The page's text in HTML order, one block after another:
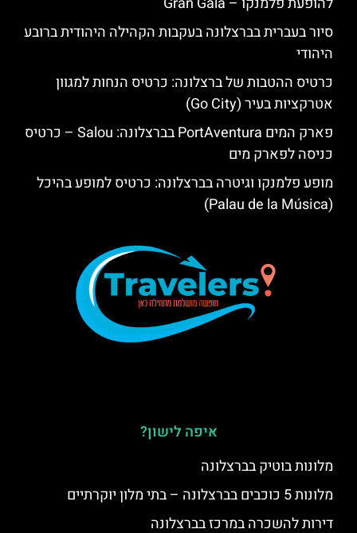
סיור בעברית בברצלונה בעקבות הקהילה היהודית ברובע
היהודי
כרטיס ההטבות של ברצלונה: כרטיס הנחות למגוון
אטרקציות בעיר (Go City)
פארק המים PortAventura בברצלונה: Salou – כרטיס
כניסה לפארק מים
מופע פלמנקו וגיטרה בברצלונה: כרטיס למופע בהיכל
(Palau de la Música)
איפה לישון?
מלונות בוטיק בברצלונה
מלונות 5 כוכבים בברצלונה – בתי מלון יוקרתיים
דירות להשכרה במרכז בברצלונה